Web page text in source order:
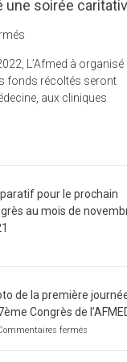
une soirée
à
organisé
une
L’Afmed à organisé
fonds récoltés seront
aux cliniques
pour le prochain
au mois de
de la première
Congrès de
fermés